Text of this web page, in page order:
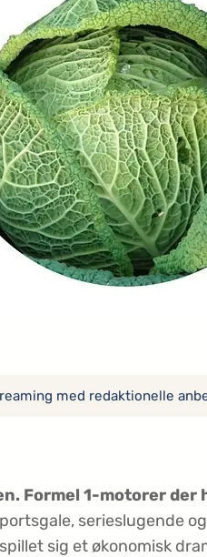
med redaktionelle
Formel 1-motorer
serie­slugende
sig et økonomisk